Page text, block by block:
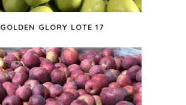
GOLDEN GLORY LOTE 17